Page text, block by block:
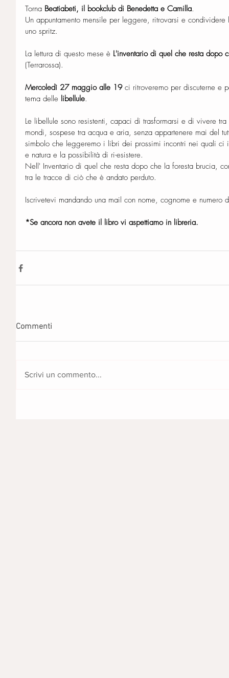
Torna Beatiabeti, il bookclub di Benedetta e Camilla.
Un appuntamento mensile per leggere, ritrovarsi e
uno spritz.
La lettura di questo mese è L'inventario di quel che resta dopo
(Terrarossa).
Mercoledì 27 maggio alle 19 ci ritroveremo per discuterne e
tema delle libellule.
Le libellule sono resistenti, capaci di trasformarsi e di vivere
mondi, sospese tra acqua e aria, senza appartenere mai del
simbolo che leggeremo i libri dei prossimi incontri nei quali ci
e natura e la possibilità di ri-esistere.
Nell' Inventario di quel che resta dopo che la foresta brucia,
tra le tracce di ciò che è andato perduto.
Iscrivetevi mandando una mail con nome, cognome e numero
*Se ancora non avete il libro vi aspettiamo in libreria.
Commenti
Scrivi un commento...